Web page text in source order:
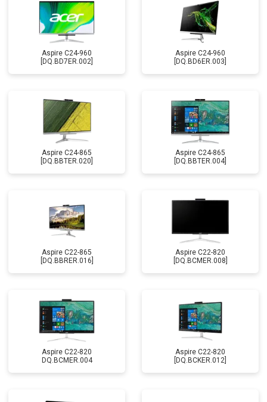
Aspire C24-960
[DQ.BD7ER.002]
Aspire C24-960
[DQ.BD6ER.003]
Aspire C24-865
[DQ.BBTER.020]
Aspire C24-865
[DQ.BBTER.004]
Aspire C22-865
[DQ.BBRER.016]
Aspire C22-820
[DQ.BCMER.008]
Aspire C22-820
DQ.BCMER.004
Aspire C22-820
[DQ.BCKER.012]